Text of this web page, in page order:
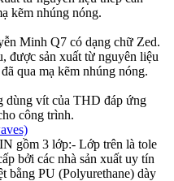
kẽm nhúng nóng.
Minh Q7 có dạng chữ Zed.
được sản xuất từ nguyên liệu
qua mạ kẽm nhúng nóng.
dùng vít của THD đáp ứng
công trình.
gồm 3 lớp:- Lớp trên là tole
bởi các nhà sản xuất uy tín
bằng PU (Polyurethane) dày